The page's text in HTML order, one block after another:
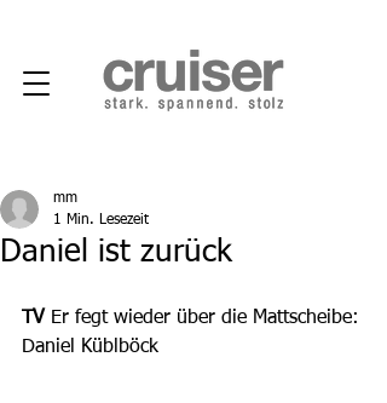
Daniel ist zurück
mm
1 Min. Lesezeit
TV Er fegt wieder über die Mattscheibe:
Daniel Küblböck